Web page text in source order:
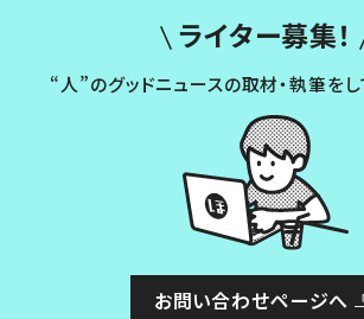
ライター募集！
“人”のグッドニュースの取材・執筆を
お問い合わせページへ